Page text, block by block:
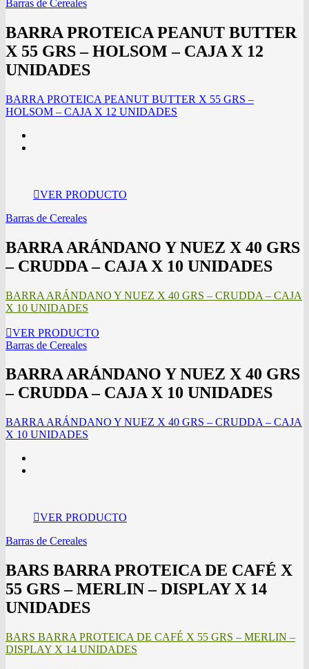
Barras de Cereales
BARRA PROTEICA PEANUT BUTTER
X 55 GRS – HOLSOM – CAJA X 12
UNIDADES
BARRA PROTEICA PEANUT BUTTER X 55 GRS –
HOLSOM – CAJA X 12 UNIDADES
VER PRODUCTO
Barras de Cereales
BARRA ARÁNDANO Y NUEZ X 40 GRS
– CRUDDA – CAJA X 10 UNIDADES
BARRA ARÁNDANO Y NUEZ X 40 GRS – CRUDDA – CAJA
X 10 UNIDADES
VER PRODUCTO
Barras de Cereales
BARRA ARÁNDANO Y NUEZ X 40 GRS
– CRUDDA – CAJA X 10 UNIDADES
BARRA ARÁNDANO Y NUEZ X 40 GRS – CRUDDA – CAJA
X 10 UNIDADES
VER PRODUCTO
Barras de Cereales
BARS BARRA PROTEICA DE CAFÉ X
55 GRS – MERLIN – DISPLAY X 14
UNIDADES
BARS BARRA PROTEICA DE CAFÉ X 55 GRS – MERLIN –
DISPLAY X 14 UNIDADES